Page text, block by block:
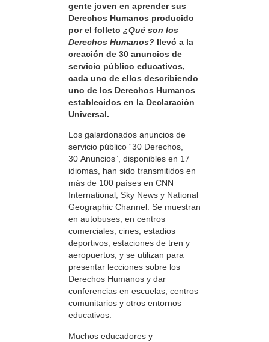
gente joven en aprender sus
Derechos Humanos producido
por el folleto ¿Qué son los
Derechos Humanos? llevó a la
creación de 30 anuncios de
servicio público educativos,
cada uno de ellos describiendo
uno de los Derechos Humanos
establecidos en la Declaración
Universal.
Los galardonados anuncios de
servicio público “30 Derechos,
30 Anuncios”, disponibles en 17
idiomas, han sido transmitidos en
más de 100 países en CNN
International, Sky News y National
Geographic Channel. Se muestran
en autobuses, en centros
comerciales, cines, estadios
deportivos, estaciones de tren y
aeropuertos, y se utilizan para
presentar lecciones sobre los
Derechos Humanos y dar
conferencias en escuelas, centros
comunitarios y otros entornos
educativos.
Muchos educadores y